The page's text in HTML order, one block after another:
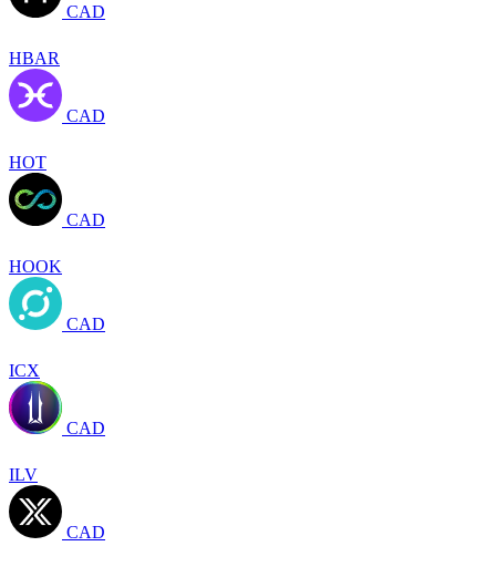
CAD
HBAR
CAD
HOT
CAD
HOOK
CAD
ICX
CAD
ILV
CAD